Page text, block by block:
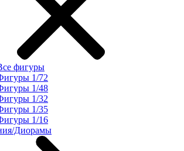
фигуры
1/72
1/48
1/32
1/35
1/16
Диорамы